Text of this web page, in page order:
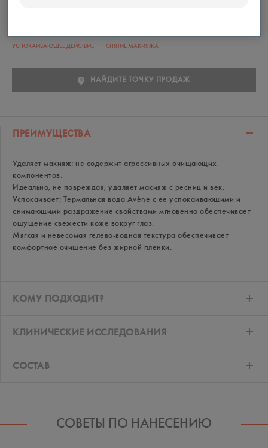
УСПОКАИВАЮЩЕЕ ДЕЙСТВИЕ СНЯТИЕ МАКИЯЖА
НАЙДИТЕ ТОЧКУ ПРОДАЖ
ПРЕИМУЩЕСТВА
Удаляет макияж: не содержит агрессивных очищающих
компонентов.
Идеально, не повреждая, удаляет макияж с ресниц и век.
Успокаивает: Термальная вода Avène с ее успокаивающими и
снимающими раздражение свойствами мгновенно обеспечивает
ощущение свежести коже вокруг глаз.
Мягкая и невесомая гелево-водная текстура обеспечивает
комфортное очищение без жирной пленки.
КОМУ ПОДХОДИТ?
КЛИНИЧЕСКИЕ ИССЛЕДОВАНИЯ
СОСТАВ
СОВЕТЫ ПО НАНЕСЕНИЮ